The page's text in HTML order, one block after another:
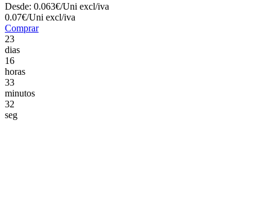
Desde: 0.063€/Uni excl/iva
0.07€/Uni excl/iva
Comprar
23
dias
16
horas
33
minutos
30
seg